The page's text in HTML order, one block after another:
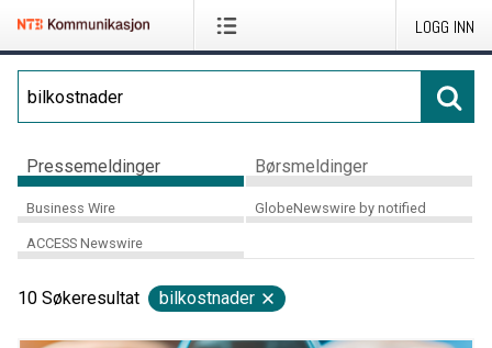
LOGG INN
Pressemeldinger Børsmeldinger
Business Wire GlobeNewswire by notified
ACCESS Newswire
10 Søkeresultat bilkostnader